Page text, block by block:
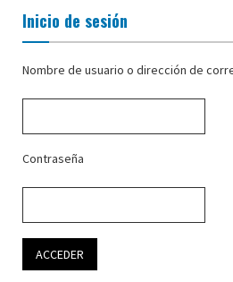
Inicio de sesión
Nombre de usuario o dirección de
Contraseña